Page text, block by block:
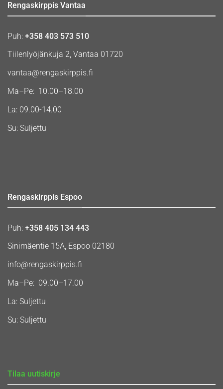
Rengaskirppis Vantaa
Puh: +358 403 573 510
Tiilenlyöjänkuja 2, Vantaa 01720
vantaa@rengaskirppis.fi
Ma–Pe: 10.00–18.00
La: 09.00-14.00
Su: Suljettu
Rengaskirppis Espoo
Puh: +358 405 134 443
Sinimäentie 15A, Espoo 02180
info@rengaskirppis.fi
Ma–Pe: 09.00–17.00
La: Suljettu
Su: Suljettu
Tilaa uutiskirje